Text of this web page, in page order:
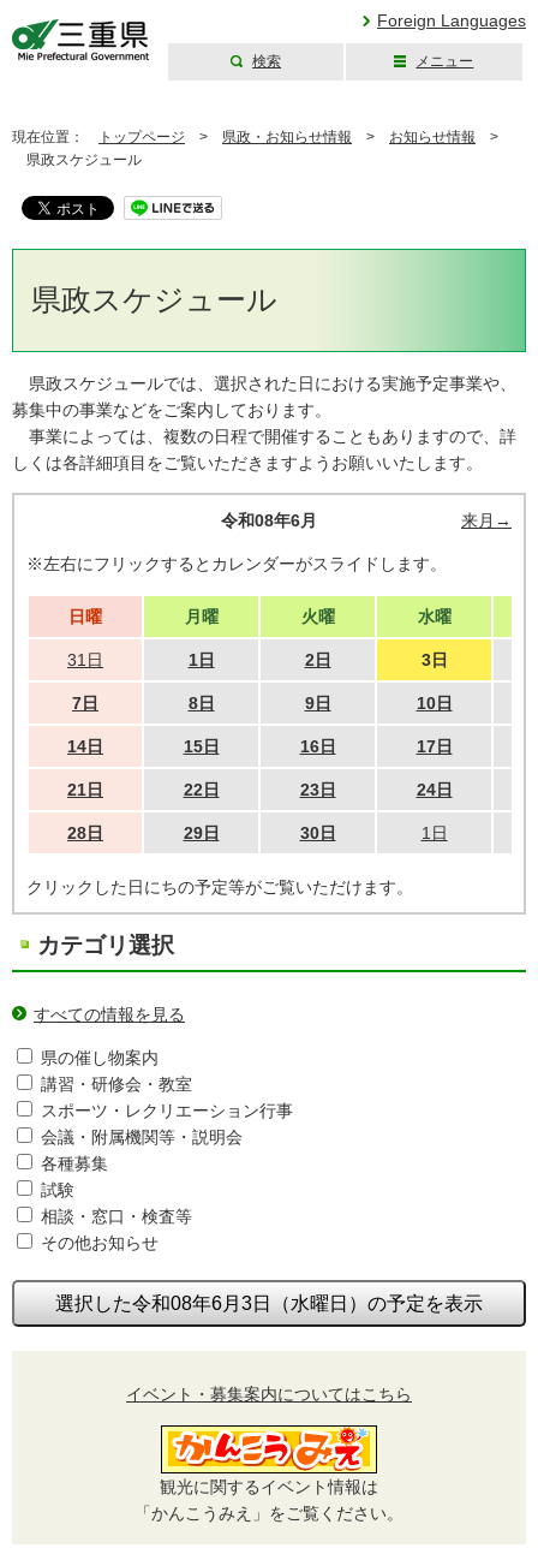
Foreign Languages
検索 メニュー
現在位置： トップページ > 県政・お知らせ情報 > お知らせ情報 >
県政スケジュール
県政スケジュール
県政スケジュールでは、選択された日における実施予定事業や、
募集中の事業などをご案内しております。
事業によっては、複数の日程で開催することもありますので、詳
しくは各詳細項目をご覧いただきますようお願いいたします。
令和08年6月 来月→
※左右にフリックするとカレンダーがスライドします。
日曜 月曜 火曜 水曜
31日 1日 2日 3日
7日 8日 9日 10日
14日 15日 16日 17日
21日 22日 23日 24日
28日 29日 30日 1日
クリックした日にちの予定等がご覧いただけます。
カテゴリ選択
すべての情報を見る
県の催し物案内
講習・研修会・教室
スポーツ・レクリエーション行事
会議・附属機関等・説明会
各種募集
試験
相談・窓口・検査等
その他お知らせ
選択した令和08年6月3日（水曜日）の予定を表示
イベント・募集案内についてはこちら
観光に関するイベント情報は
「かんこうみえ」をご覧ください。